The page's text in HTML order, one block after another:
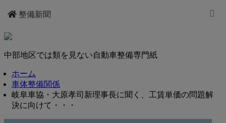
整備新聞
中部地区では類を見ない自動車整備専門紙
ホーム
車体整備関係
岐阜車協・大原孝司新理事長に聞く、工賃単価の問題解
決に向けて・・・